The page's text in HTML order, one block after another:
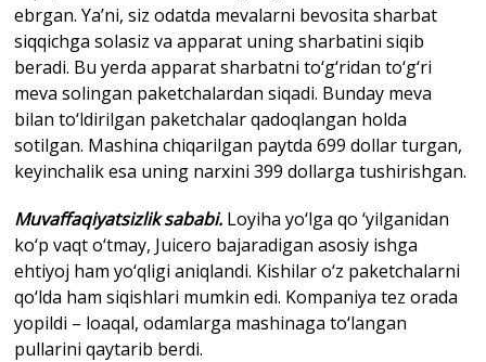
ebrgan. Ya’ni, siz odatda mevalarni bevosita sharbat
siqqichga solasiz va apparat uning sharbatini siqib
beradi. Bu yerda apparat sharbatni to‘g‘ridan to‘g‘ri
meva solingan paketchalardan siqadi. Bunday meva
bilan to‘ldirilgan paketchalar qadoqlangan holda
sotilgan. Mashina chiqarilgan paytda 699 dollar turgan,
keyinchalik esa uning narxini 399 dollarga tushirishgan.
Muvaffaqiyatsizlik sababi. Loyiha yo‘lga qo ‘yilganidan
ko‘p vaqt o‘tmay, Juicero bajaradigan asosiy ishga
ehtiyoj ham yo‘qligi aniqlandi. Kishilar o‘z paketchalarni
qo‘lda ham siqishlari mumkin edi. Kompaniya tez orada
yopildi – loaqal, odamlarga mashinaga to‘langan
pullarini qaytarib berdi.